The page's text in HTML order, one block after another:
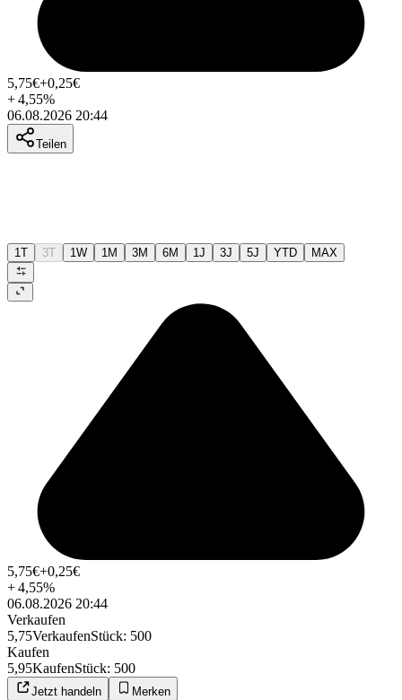
5,75€+0,25€
+4,55%
06.08.2026 20:44
Teilen
1T 3T 1W 1M 3M 6M 1J 3J 5J YTD MAX
5,75€+0,25€
+4,55%
06.08.2026 20:44
Verkaufen
5,75VerkaufenStück: 500
Kaufen
5,95KaufenStück: 500
Jetzt handeln Merken